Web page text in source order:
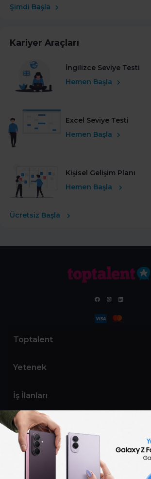
Şimdi Başla
Kariyer Araçları
İngilizce Seviye Testi
Hemen Başla
Excel Seviye Testi
Hemen Başla
Kişisel Gelişim Planı
Hemen Başla
Ücretsiz Başla
Toptalent
Yetenek
İş İlanları
Sertifika Programları
Yetenek Testleri